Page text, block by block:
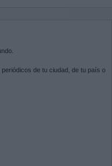
de tu ciudad, de tu país o